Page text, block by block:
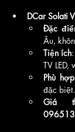
DCar Solati
Đặc
Âu,
Tiện ích
TV LED,
Phù hợp
đặc biệt.
Giá